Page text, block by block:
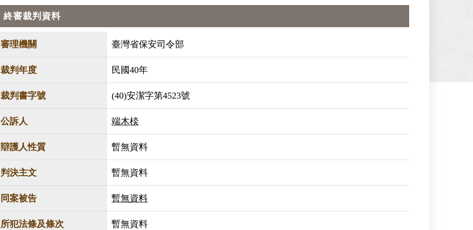
終審裁判資料
審理機關 臺灣省保安司令部
裁判年度 民國40年
裁判書字號 (40)安潔字第4523號
公訴人 端木棪
辯護人性質 暫無資料
判決主文 暫無資料
同案被告 暫無資料
所犯法條及條次 暫無資料